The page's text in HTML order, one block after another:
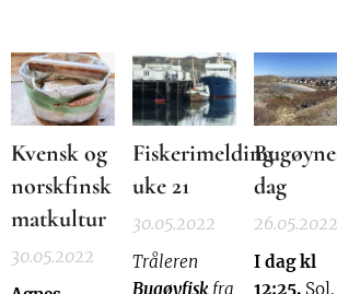
Kvensk og
norskfinsk
matkultur
30.05.2022
Fiskerimelding
uke 21
30.05.2022
Tråleren
Bugøyfiskfra
dag
26.05.2022
I dag kl
12:25.